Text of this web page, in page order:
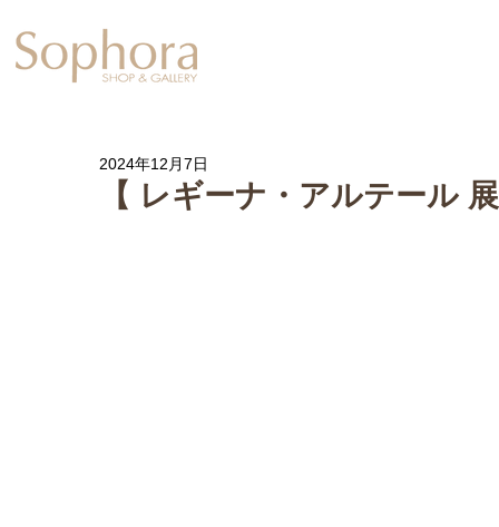
【 レギーナ・アルテール
2024年12月7日